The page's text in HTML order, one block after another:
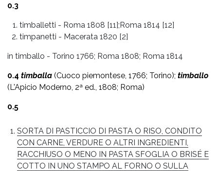
0.3
timballetti - Roma 1808 [11];Roma 1814 [12]
timpanetti - Macerata 1820 [2]
in timballo - Torino 1766; Roma 1808; Roma 1814
0.4 timballa (Cuoco piemontese, 1766; Torino); timballo
(L'Apicio Moderno, 2ª ed., 1808; Roma)
0.5
SORTA DI PASTICCIO DI PASTA O RISO, CONDITO
CON CARNE, VERDURE O ALTRI INGREDIENTI,
RACCHIUSO O MENO IN PASTA SFOGLIA O BRISÉ E
COTTO IN UNO STAMPO AL FORNO O SULLA